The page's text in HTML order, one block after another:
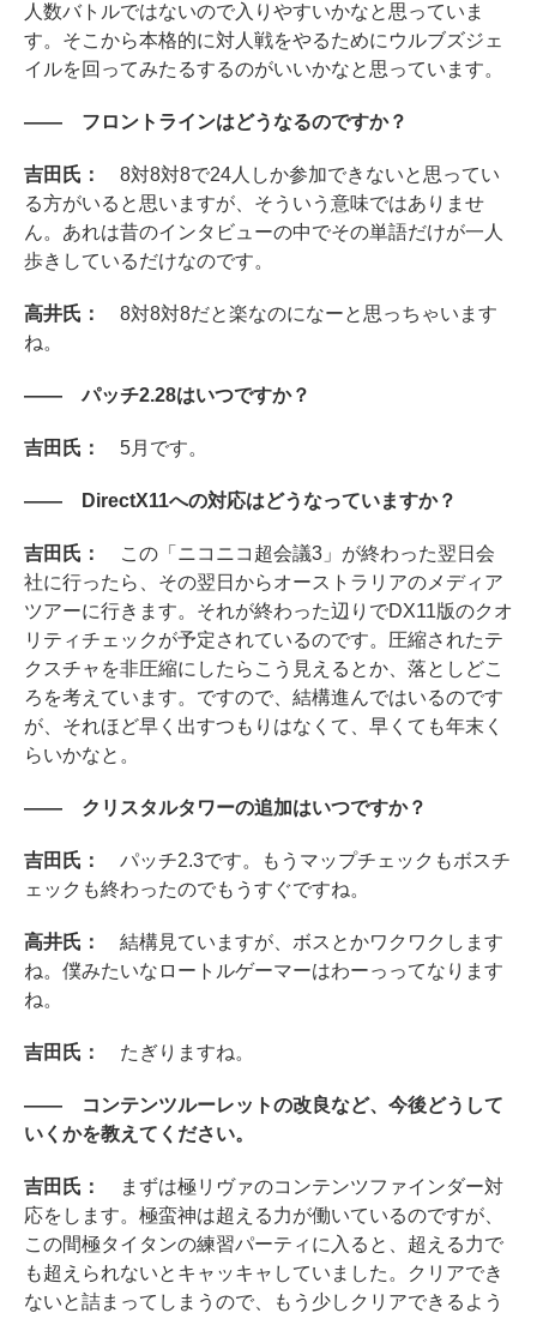
人数バトルではないので入りやすいかなと思っていま
す。そこから本格的に対人戦をやるためにウルブズジェ
イルを回ってみたるするのがいいかなと思っています。
―― フロントラインはどうなるのですか？
吉田氏： 8対8対8で24人しか参加できないと思ってい
る方がいると思いますが、そういう意味ではありませ
ん。あれは昔のインタビューの中でその単語だけが一人
歩きしているだけなのです。
高井氏： 8対8対8だと楽なのになーと思っちゃいます
ね。
―― パッチ2.28はいつですか？
吉田氏： 5月です。
―― DirectX11への対応はどうなっていますか？
吉田氏：
この「ニコニコ超会議3」が終わった翌日会
社に行ったら、その翌日からオーストラリアのメディア
ツアーに行きます。それが終わった辺りでDX11版のクオ
リティチェックが予定されているのです。圧縮されたテ
クスチャを非圧縮にしたらこう見えるとか、落としどこ
ろを考えています。ですので、結構進んではいるのです
が、それほど早く出すつもりはなくて、早くても年末く
らいかなと。
―― クリスタルタワーの追加はいつですか？
吉田氏： パッチ2.3です。もうマップチェックもボスチ
ェックも終わったのでもうすぐですね。
高井氏： 結構見ていますが、ボスとかワクワクします
ね。僕みたいなロートルゲーマーはわーっってなります
ね。
吉田氏： たぎりますね。
―― コンテンツルーレットの改良など、今後どうして
いくかを教えてください。
吉田氏：
まずは極リヴァのコンテンツファインダー対
応をします。極蛮神は超える力が働いているのですが、
この間極タイタンの練習パーティに入ると、超える力で
も超えられないとキャッキャしていました。クリアでき
ないと詰まってしまうので、もう少しクリアできるよう